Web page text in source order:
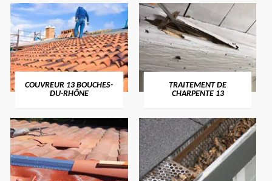
COUVREUR 13 BOUCHES-
DU-RHÔNE
TRAITEMENT DE
CHARPENTE 13